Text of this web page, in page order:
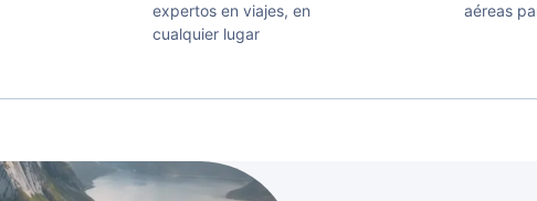
expertos en viajes, en
cualquier lugar
aéreas